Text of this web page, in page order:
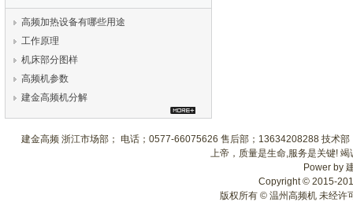
高频加热设备有哪些用途
工作原理
机床部分图样
高频机参数
建金高频机分解
建金高频 浙江市场部； 电话；0577-66075626 售后部；13634208288 技术
上帝，质量是生命,服务是关键!
Power by
Copyright © 2015-
版权所有 © 温州高频机 未经许